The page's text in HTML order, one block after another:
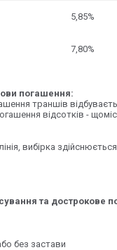
5,85%
7,80%
погашення:
траншів
відсотків -
вибірка
та дострокове
без застави